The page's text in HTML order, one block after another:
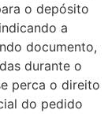
o depósito
a
documento,
durante o
perca o direito
do pedido